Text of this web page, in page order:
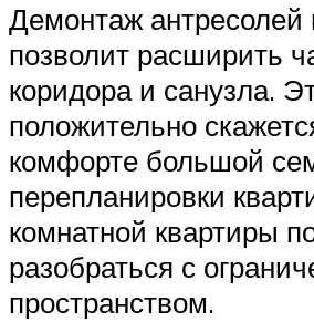
Демонтаж
позволит расширить
коридора и санузла.
положительно
комфорте большой
перепланировки
комнатной квартиры
разобраться с
пространством.